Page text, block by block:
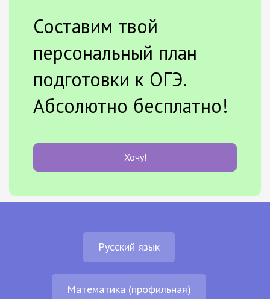
Составим твой
персональный план
подготовки к ОГЭ.
Абсолютно бесплатно!
Хочу!
Русский язык
Математика (профильная)